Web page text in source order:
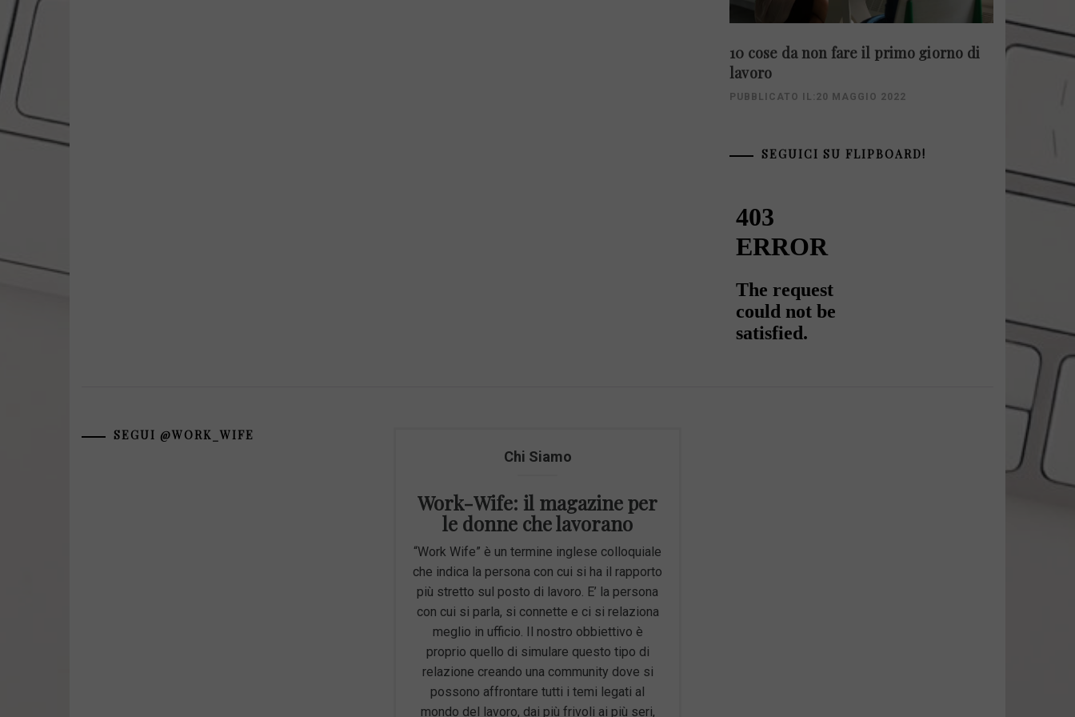
10 cose da non fare il primo giorno di
lavoro
PUBBLICATO IL:20 MAGGIO 2022
SEGUICI SU FLIPBOARD!
SEGUI @WORK_WIFE
Chi Siamo
Work-Wife: il magazine per
le donne che lavorano
“Work Wife” è un termine inglese colloquiale
che indica la persona con cui si ha il rapporto
più stretto sul posto di lavoro. E’ la persona
con cui si parla, si connette e ci si relaziona
meglio in ufficio. Il nostro obbiettivo è
proprio quello di simulare questo tipo di
relazione creando una community dove si
possono affrontare tutti i temi legati al
mondo del lavoro, dai più frivoli ai più seri,